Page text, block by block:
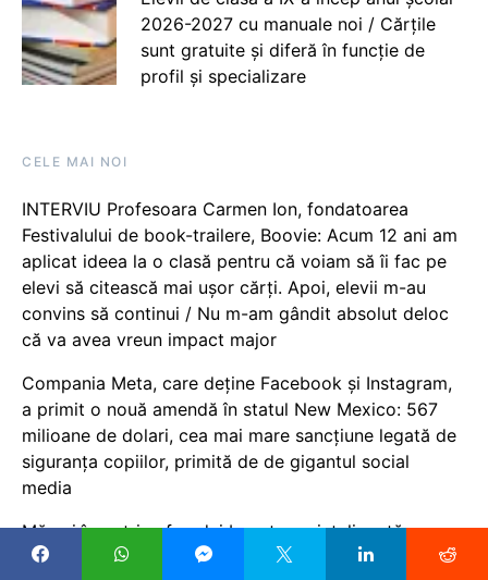
2026-2027 cu manuale noi / Cărțile
sunt gratuite și diferă în funcție de
profil și specializare
CELE MAI NOI
INTERVIU Profesoara Carmen Ion, fondatoarea
Festivalului de book-trailere, Boovie: Acum 12 ani am
aplicat ideea la o clasă pentru că voiam să îi fac pe
elevi să citească mai ușor cărți. Apoi, elevii m-au
convins să continui / Nu m-am gândit absolut deloc
că va avea vreun impact major
Compania Meta, care deține Facebook și Instagram,
a primit o nouă amendă în statul New Mexico: 567
milioane de dolari, cea mai mare sancțiune legată de
siguranța copiilor, primită de de gigantul social
media
Măsuri împotriva fraudei bazate pe inteligență
artificială, în școlile din Danemarca: Elevii vor